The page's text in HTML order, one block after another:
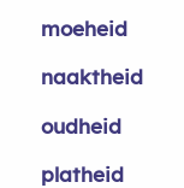
moeheid
naaktheid
oudheid
platheid